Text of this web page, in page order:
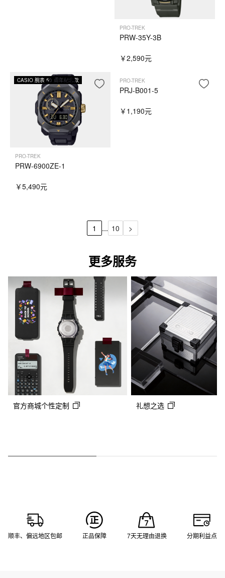
PRO-TREK
PRW-35Y-3B
￥2,590元
CASIO 腕表 50 周年纪念款
PRO-TREK
PRW-6900ZE-1
￥5,490元
PRO-TREK
PRJ-B001-5
￥1,190元
1 ... 10 >
更多服务
官方商城个性定制 礼想之选
顺丰、偏远地区包邮 正品保障 7天无理由退换 分期利益点